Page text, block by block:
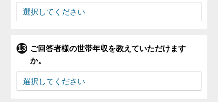
ご回答者様の世帯年収を教えていただけます
か。